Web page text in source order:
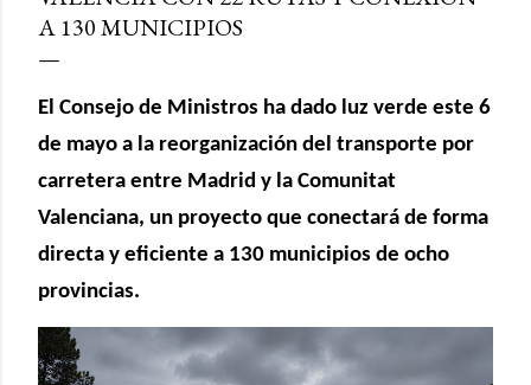
A 130 MUNICIPIOS
El Consejo de Ministros ha dado luz verde este 6
de mayo a la reorganización del transporte por
carretera entre Madrid y la Comunitat
Valenciana, un proyecto que conectará de forma
directa y eficiente a 130 municipios de ocho
provincias.